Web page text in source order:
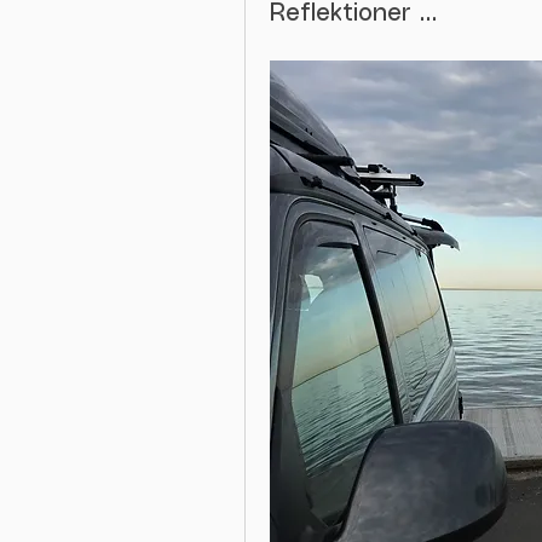
Reflektioner …